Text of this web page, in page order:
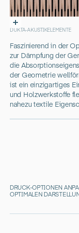
DUKTA-AKUSTIKELEMENTE
Faszinierend in der
zur Dämpfung der
die
der Geometrie
ist ein einzigartiges
und Holzwerkstoffe
nahezu textile
DRUCK-OPTIONEN
OPTIMALEN